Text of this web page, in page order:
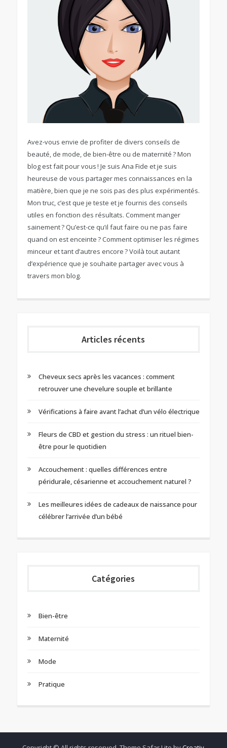
Avez-vous envie de profiter de divers conseils de
beauté, de mode, de bien-être ou de maternité ? Mon
blog est fait pour vous ! Je suis Ana Fide et je suis
heureuse de vous partager mes connaissances en la
matière, bien que je ne sois pas des plus expérimentés.
Mon truc, c’est que je teste et je fournis des conseils
utiles en fonction des résultats. Comment manger
sainement ? Qu’est-ce qu’il faut faire ou ne pas faire
quand on est enceinte ? Comment optimiser les régimes
minceur et tant d’autres encore ? Voilà tout autant
d’expérience que je souhaite partager avec vous à
travers mon blog.
Articles récents
Cheveux secs après les vacances : comment
retrouver une chevelure souple et brillante
Vérifications à faire avant l’achat d’un vélo électrique
Fleurs de CBD et gestion du stress : un rituel bien-
être pour le quotidien
Accouchement : quelles différences entre
péridurale, césarienne et accouchement naturel ?
Les meilleures idées de cadeaux de naissance pour
célébrer l’arrivée d’un bébé
Catégories
Bien-être
Maternité
Mode
Pratique